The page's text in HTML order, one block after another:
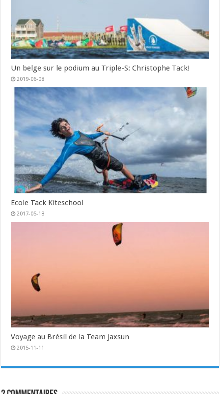
Un belge sur le podium au Triple-S: Christophe Tack!
2019-06-08
Ecole Tack Kiteschool
2017-05-18
Voyage au Brésil de la Team Jaxsun
2015-11-11